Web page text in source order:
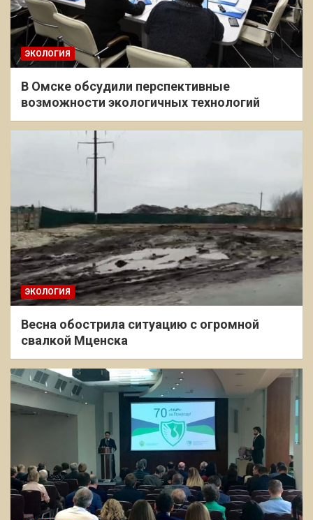
ЭКОЛОГИЯ
В Омске обсудили перспективные
возможности экологичных технологий
ЭКОЛОГИЯ
Весна обострила ситуацию с огромной
свалкой Мценска